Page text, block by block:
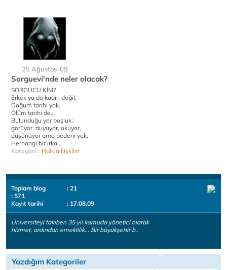
25 Ağustos '09
Sorguevi'nde neler olacak?
SORGUCU KİM?
Erkek ya da kadın değil.
Doğum tarihi yok.
Ölüm tarihi de…
Bulunduğu yer boşluk;
görüyor, duyuyor, okuyor,
düşünüyor ama bedeni yok.
Herhangi bir ırka,..
Kategori : Halkla İlişkiler
Toplam blog
: 21
: 571
Kayıt tarihi
: 17.08.09
Üniversiteyi takiben 35 yıl kamuda yönetici olarak
hizmet, ardından emeklilik... Bir büyükşehir b..
Yazdığım Kategoriler